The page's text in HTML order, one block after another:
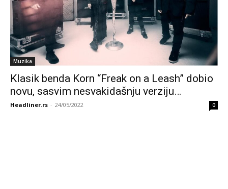
Muzika
Klasik benda Korn “Freak on a Leash” dobio
novu, sasvim nesvakidašnju verziju…
Headliner.rs - 24/05/2022 0